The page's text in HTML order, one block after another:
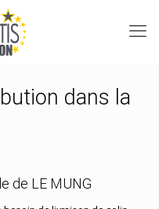
dans la
de LE MUNG